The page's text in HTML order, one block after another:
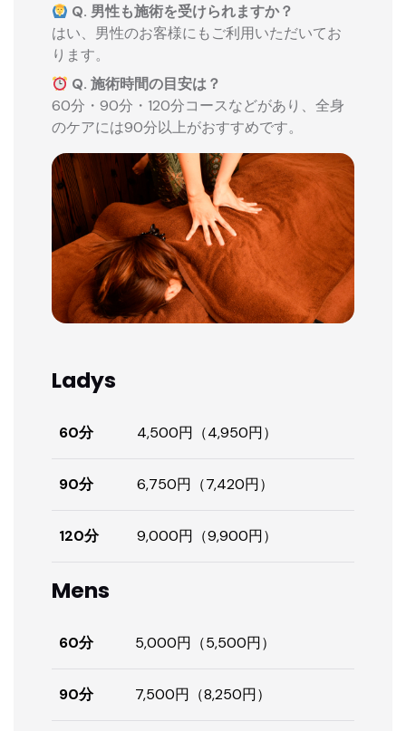
Q. 男性も施術を受けられますか？
はい、男性のお客様にもご利用いただいてお
ります。
Q. 施術時間の目安は？
60分・90分・120分コースなどがあり、全身
のケアには90分以上がおすすめです。
Ladys
60分 4,500円（4,950円）
90分 6,750円（7,420円）
120分 9,000円（9,900円）
Mens
60分 5,000円（5,500円）
90分 7,500円（8,250円）